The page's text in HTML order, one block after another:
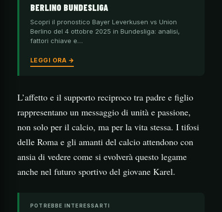
BERLINO BUNDESLIGA
Scopri il pronostico Bayer Leverkusen vs Union
Berlino del 4 ottobre 2025 in Bundesliga: analisi,
fattori chiave e…
LEGGI ORA →
L’affetto e il supporto reciproco tra padre e figlio
rappresentano un messaggio di unità e passione,
non solo per il calcio, ma per la vita stessa. I tifosi
delle Roma e gli amanti del calcio attendono con
ansia di vedere come si evolverà questo legame
anche nel futuro sportivo del giovane Karel.
POTREBBE INTERESSARTI